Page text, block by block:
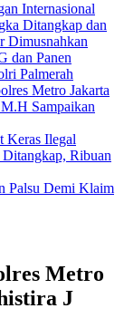
Internasional
Ditangkap dan
Dimusnahkan
dan Panen
Palmerah
Metro Jakarta
Sampaikan
Keras Ilegal
Ribuan
Palsu Demi Klaim
Metro
J